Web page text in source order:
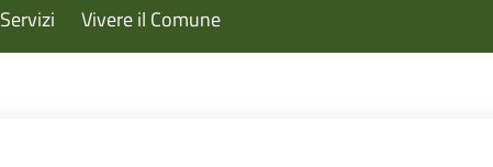
Servizi Vivere il Comune